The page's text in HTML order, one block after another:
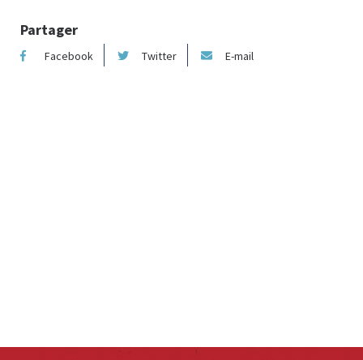
Partager
Facebook Twitter E-mail